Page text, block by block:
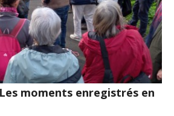
moments enregistrés en